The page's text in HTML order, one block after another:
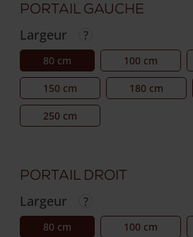
Portail gauche
Largeur
80 cm 100 cm
150 cm 180 cm
250 cm
Portail droit
Largeur
80 cm 100 cm